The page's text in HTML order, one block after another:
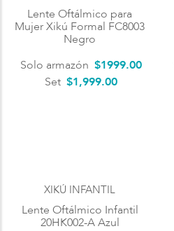
Lente Oftálmico para
Mujer Xikú Formal FC8003
Negro
Solo armazón $1999.00
Set $1,999.00
XIKÚ INFANTIL
Lente Oftálmico Infantil
20HK002-A Azul